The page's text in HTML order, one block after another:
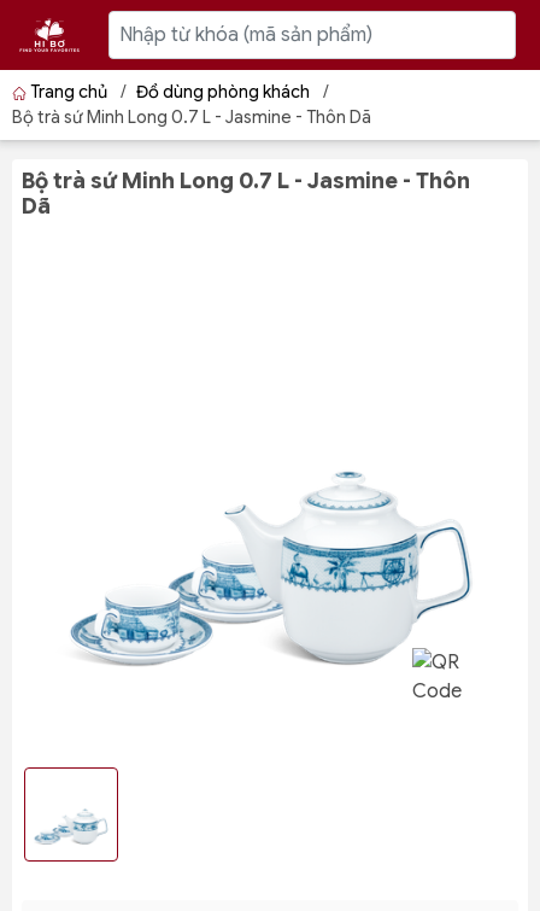
Trang chủ / Đồ dùng phòng khách
/
Bộ trà sứ Minh Long 0.7 L - Jasmine - Thôn Dã
Bộ trà sứ Minh Long 0.7 L - Jasmine - Thôn
Dã